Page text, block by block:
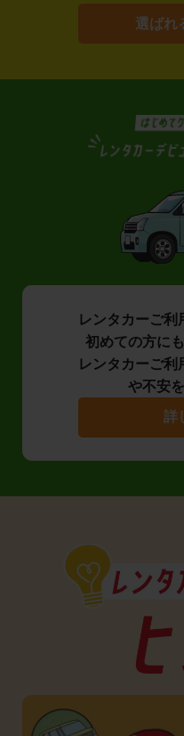
選ばれ
レンタカーご利
初めての方に
レンタカーご利
や不安
詳